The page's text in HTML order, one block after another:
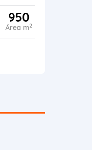
950
Área m2